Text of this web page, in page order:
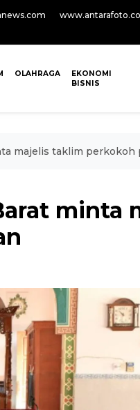
OLAHRAGA
EKONOMI
BISNIS
majelis taklim perkokoh
minta